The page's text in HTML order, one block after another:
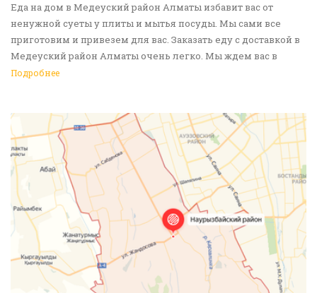
Еда на дом в Медеуский район Алматы избавит вас от
ненужной суеты у плиты и мытья посуды. Мы сами все
приготовим и привезем для вас. Заказать еду с доставкой в
Медеуский район Алматы очень легко. Мы ждем вас в
своем заведении! Чего желаете?
Подробнее